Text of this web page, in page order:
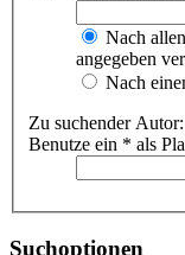
Nach
angegeben
Nach
Zu suchender Autor:
Benutze ein * als
Suchoptionen